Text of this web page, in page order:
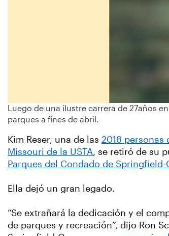
Luego de una ilustre carrera de 27años
parques a fines de abril.
Kim Reser, una de las 2018 personas
Missouri de la USTA, se retiró de su
Parques del Condado de Springfield-
Ella dejó un gran legado.
“Se extrañará la dedicación y el
de parques y recreación”, dijo Ron